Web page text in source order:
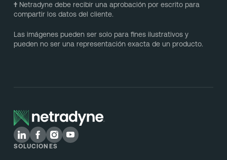
†Netradyne debe recibir una aprobación por escrito para
compartir los datos del cliente.
Las imágenes pueden ser solo para fines ilustrativos y
pueden no ser una representación exacta de un producto.
SOLUCIONES